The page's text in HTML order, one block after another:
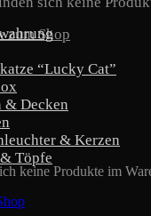
zum Shop
keine Produkte im
“Lucky Cat”
& Decken
& Kerzen
Töpfe